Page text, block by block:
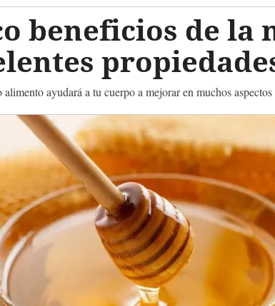
beneficios de la
alimento ayudará a tu cuerpo a mejorar en muchos aspectos